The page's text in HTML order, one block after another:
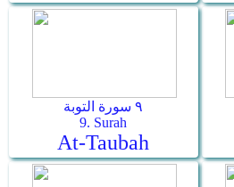
٩ سورة التوبة
9. Surah
At-Taubah